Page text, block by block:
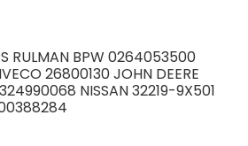
RULMAN BPW 0264053500
26800130 JOHN DEERE
NISSAN 32219-9X501